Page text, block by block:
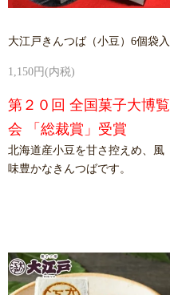
大江戸きんつば（小豆）6個袋入
1,150円(内税)
第２０回 全国菓子大博覧
会 「総裁賞」受賞
北海道産小豆を甘さ控えめ、風
味豊かなきんつばです。